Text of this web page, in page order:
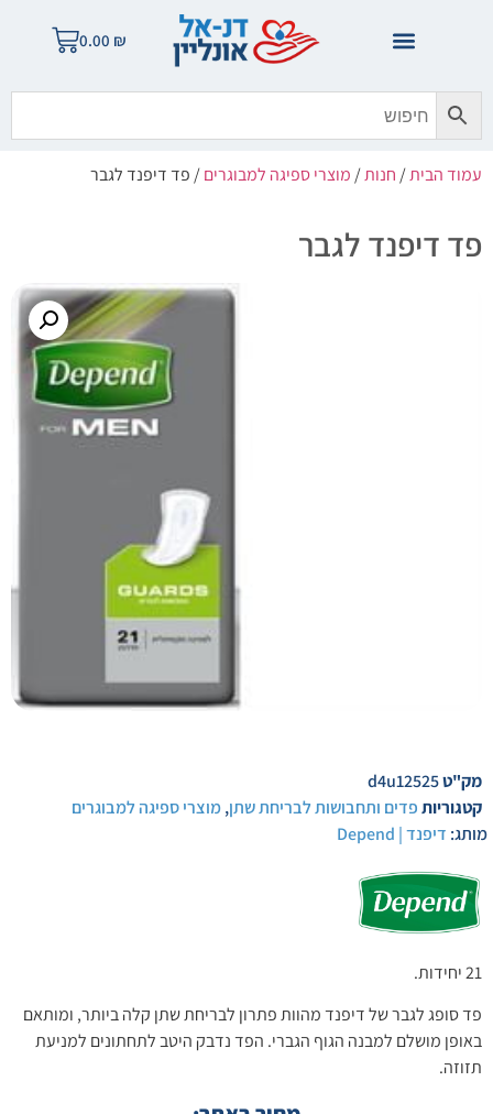
0.00 ₪
עמוד הבית/חנות/מוצרי ספיגה למבוגרים/ פד דיפנד לגבר
פד דיפנד לגבר
מק"טd4u12525
קטגוריותפדים ותחבושות לבריחת שתן,מוצרי ספיגה למבוגרים
מותג: דיפנד | Depend
21 יחידות.
פד סופג לגבר של דיפנד מהוות פתרון לבריחת שתן קלה ביותר, ומותאם
באופן מושלם למבנה הגוף הגברי. הפד נדבק היטב לתחתונים למניעת
תזוזה.